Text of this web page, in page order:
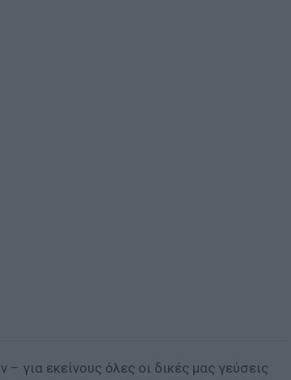
για εκείνους όλες οι δικές μας γεύσεις